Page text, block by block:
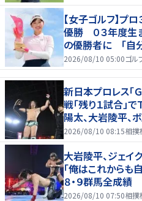
【女子ゴルフ】プ
優勝 ０３年度生
の優勝者に 「自
2026/08/10 05:00ゴル
新日本プロレス「
戦「残り１試合」で
陽太、大岩陵平、
群馬全成績
2026/08/10 08:15相撲
大岩陵平、ジェイ
「俺はこれからも
８・９群馬全成績
2026/08/10 07:50相撲